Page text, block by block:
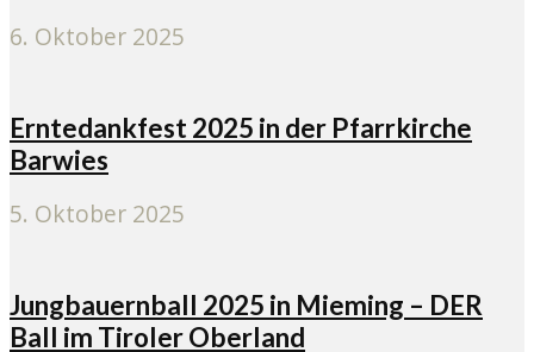
6. Oktober 2025
Erntedankfest 2025 in der Pfarrkirche
Barwies
5. Oktober 2025
Jungbauernball 2025 in Mieming – DER
Ball im Tiroler Oberland